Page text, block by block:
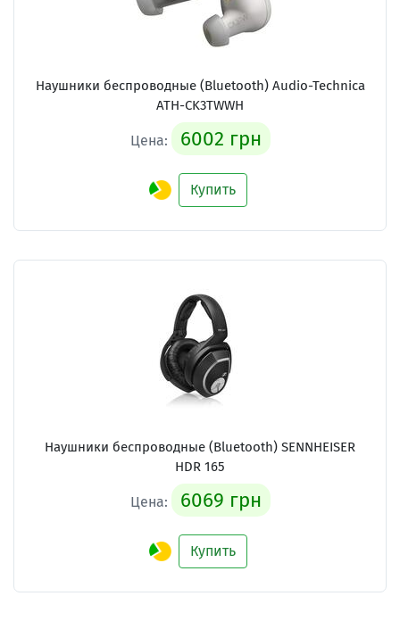
Наушники беспроводные (Bluetooth) Audio-Technica
ATH-CK3TWWH
Цена: 6002 грн
Купить
Наушники беспроводные (Bluetooth) SENNHEISER
HDR 165
Цена: 6069 грн
Купить